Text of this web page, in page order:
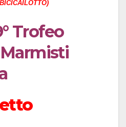
Trofeo